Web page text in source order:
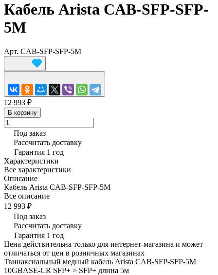
Кабель Arista CAB-SFP-SFP-
5M
Арт. CAB-SFP-SFP-5M
12 993 ₽
В корзину
Под заказ
Рассчитать доставку
Гарантия 1 год
Характеристики
Все характеристики
Описание
Кабель Arista CAB-SFP-SFP-5M
Все описание
12 993 ₽
Под заказ
Рассчитать доставку
Гарантия 1 год
Цена действительна только для интернет-магазина и может
отличаться от цен в розничных магазинах
Твинаксиальный медный кабель Arista CAB-SFP-SFP-5M
10GBASE-CR SFP+ > SFP+ длина 5м